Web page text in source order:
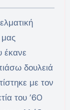
έκανε
δουλειά
με τον
του ’60